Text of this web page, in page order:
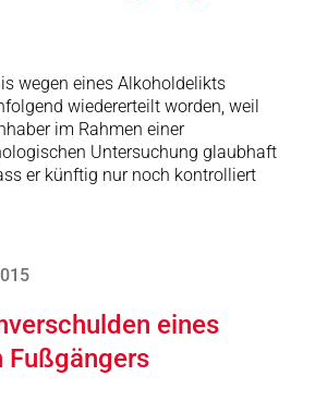
wegen eines Alkoholdelikts
wiedererteilt worden, weil
im Rahmen einer
Untersuchung glaubhaft
er künftig nur noch kontrolliert
eines
Fußgängers